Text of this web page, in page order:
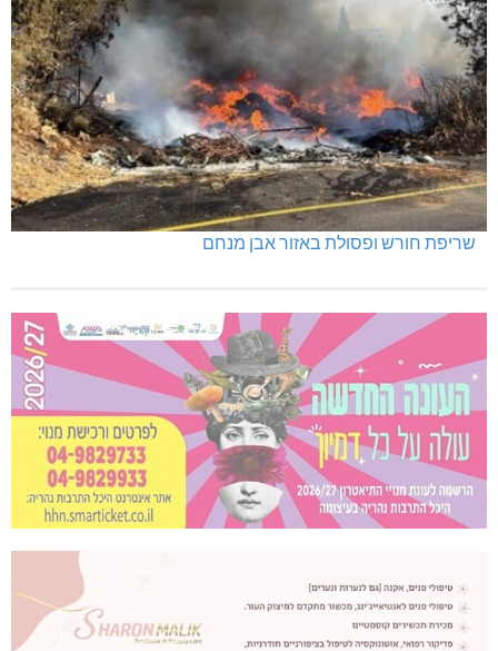
שריפת חורש ופסולת באזור אבן מנחם